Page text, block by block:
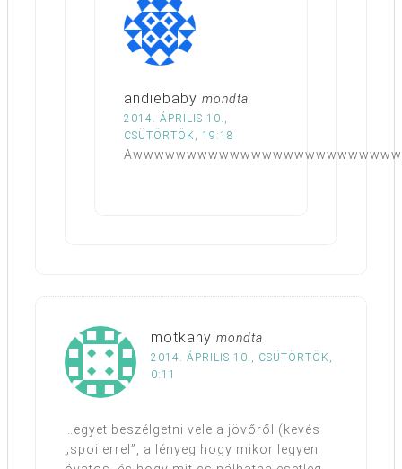
andiebaby mondta
2014. ÁPRILIS 10.,
CSÜTÖRTÖK, 19:18
motkany mondta
2014. ÁPRILIS 10., CSÜTÖRTÖK,
0:11
…egyet beszélgetni vele a jövőről (kevés
„spoilerrel”, a lényeg hogy mikor legyen